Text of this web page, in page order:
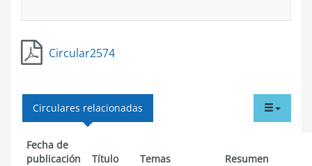
Circular2574
menu
Circulares relacionadas
Fecha de
publicación
Título Temas
Resumen